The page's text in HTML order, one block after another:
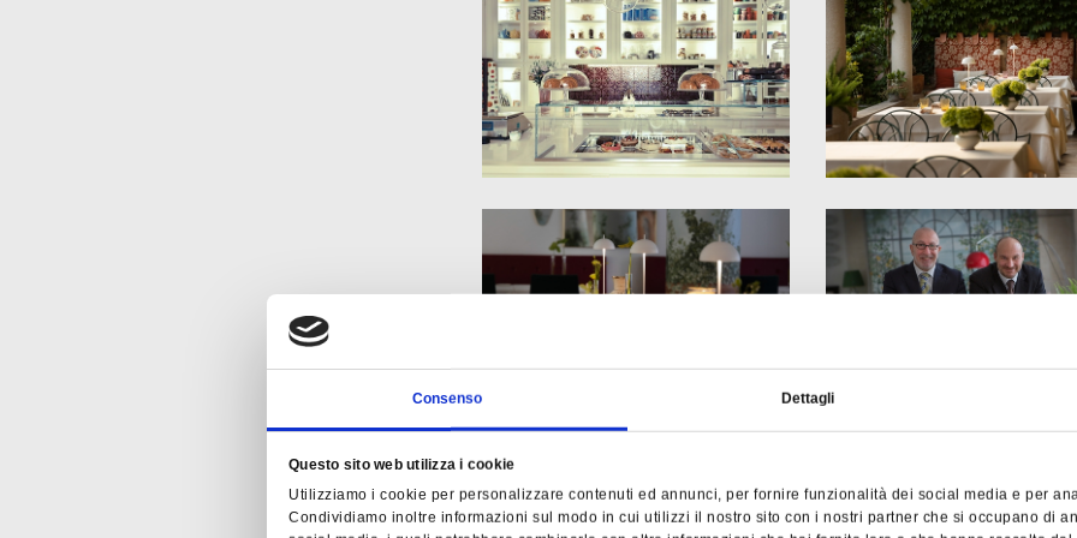
Consenso Dettagli
Questo sito web utilizza i cookie
Utilizziamo i cookie per personalizzare contenuti ed annunci, per fornire funzionalità dei social media e per
Condividiamo inoltre informazioni sul modo in cui utilizzi il nostro sito con i nostri partner che si occupano di